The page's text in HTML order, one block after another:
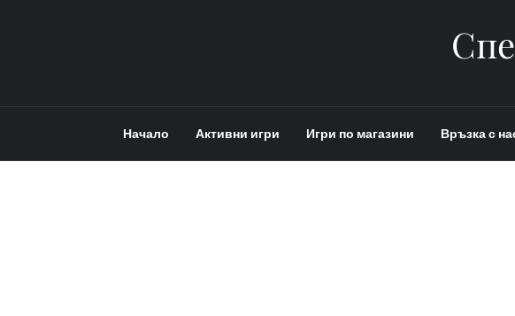
Начало Активни игри Игри по магазини Връзка с